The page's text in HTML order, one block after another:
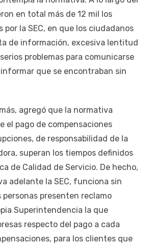
en total más de 12 mil los
por la SEC, en que los ciudadanos
de información, excesiva lentitud
problemas para comunicarse
que se encontraban sin
agregó que la normativa
el pago de compensaciones
de responsabilidad de la
superan los tiempos definidos
de Calidad de Servicio. De hecho,
adelante la SEC, funciona sin
personas presenten reclamo
Superintendencia la que
respecto del pago a cada
para los clientes que